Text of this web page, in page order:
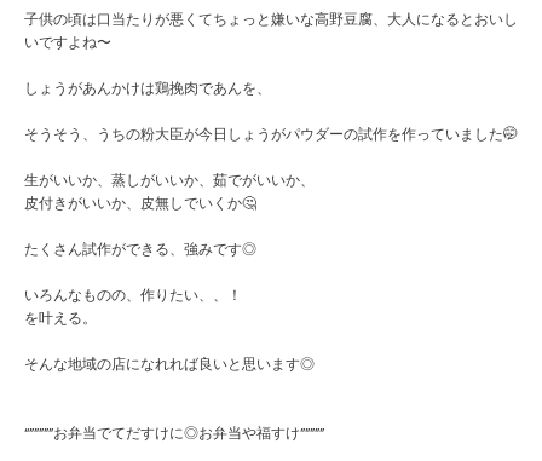
子供の頃は口当たりが悪くてちょっと嫌いな高野豆腐、大人になるとおいし
いですよね〜
しょうがあんかけは鶏挽肉であんを、
そうそう、うちの粉大臣が今日しょうがパウダーの試作を作っていました🤭
生がいいか、蒸しがいいか、茹でがいいか、
皮付きがいいか、皮無しでいくか🤔
たくさん試作ができる、強みです◎
いろんなものの、作りたい、、！
を叶える。
そんな地域の店になれれば良いと思います◎
“”””””お弁当でてだすけに◎お弁当や福すけ”””””